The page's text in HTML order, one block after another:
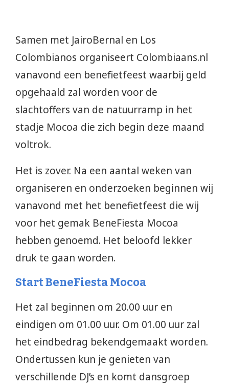
Samen met JairoBernal en Los
Colombianos organiseert Colombiaans.nl
vanavond een benefietfeest waarbij geld
opgehaald zal worden voor de
slachtoffers van de natuurramp in het
stadje Mocoa die zich begin deze maand
voltrok.
Het is zover. Na een aantal weken van
organiseren en onderzoeken beginnen wij
vanavond met het benefietfeest die wij
voor het gemak BeneFiesta Mocoa
hebben genoemd. Het beloofd lekker
druk te gaan worden.
Start BeneFiesta Mocoa
Het zal beginnen om 20.00 uur en
eindigen om 01.00 uur. Om 01.00 uur zal
het eindbedrag bekendgemaakt worden.
Ondertussen kun je genieten van
verschillende DJ’s en komt dansgroep